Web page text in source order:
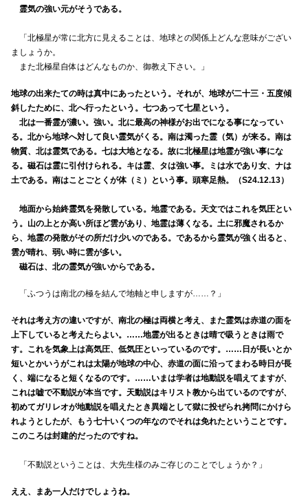
霊気の強い元がそうである。
「北極星が常に北方に見えることは、地球との関係上どんな意味がござい
ましょうか。
また北極星自体はどんなものか、御教え下さい。」
地球の出来たての時は真中にあったという。それが、地球が二十三・五度傾
斜したために、北へ行ったという。七つあって七星という。
北は一番霊が濃い。強い。北に最高の神様がお出でになる事になってい
る。北から地球へ対して良い霊気がくる。南は濁った霊（気）が来る。南は
物質、北は霊気である。七は大地となる。故に北極星は地霊が強い事にな
る。磁石は霊に引付けられる。キは霊、タは強い事。ミは水であり女、ナは
土である。南はことごとくが体（ミ）という事。頭寒足熱。（S24.12.13）
地面から始終霊気を発散している。地霊である。天文ではこれを気圧とい
う。山の上とか高い所ほど雲があり、地霊は薄くなる。土に邪魔されるか
ら、地霊の発散がその所だけ少いのである。であるから霊気が強く出ると、
雲が晴れ、弱い時に雲が多い。
磁石は、北の霊気が強いからである。
「ふつうは南北の極を結んで地軸と申しますが……？」
それは考え方の違いですが、南北の極は両横と考え、また霊気は赤道の面を
上下していると考えたらよい。……地霊が出るときは晴で吸うときは雨で
す。これを気象上は高気圧、低気圧といっているのです。……日が長いとか
短いとかいうがこれは太陽が地球の中心、赤道の面に沿ってまわる時日が長
く、端になると短くなるのです。……いまは学者は地動説を唱えてますが、
これは嘘で不動説が本当です。天動説はキリスト教から出ているのですが、
初めてガリレオが地動説を唱えたとき異端として獄に投ぜられ拷問にかけら
れようとしたが、もう七十いくつの年なのでそれは免れたということです。
このころは封建的だったのですね。
「不動説ということは、大先生様のみご存じのことでしょうか？」
ええ、まあ一人だけでしょうね。